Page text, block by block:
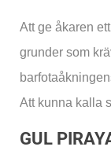
Att ge åkaren
grunder som
Att kunna kalla
GUL